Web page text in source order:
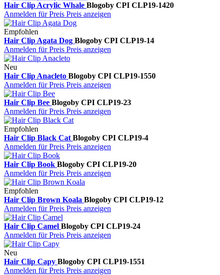
Hair Clip Acrylic Whale Blogoby CPI CLP19-1420
Anmelden für Preis Preis anzeigen
Empfohlen
Hair Clip Agata Dog Blogoby CPI CLP19-14
Anmelden für Preis Preis anzeigen
Neu
Hair Clip Anacleto Blogoby CPI CLP19-1550
Anmelden für Preis Preis anzeigen
Hair Clip Bee Blogoby CPI CLP19-23
Anmelden für Preis Preis anzeigen
Empfohlen
Hair Clip Black Cat Blogoby CPI CLP19-4
Anmelden für Preis Preis anzeigen
Hair Clip Book Blogoby CPI CLP19-20
Anmelden für Preis Preis anzeigen
Empfohlen
Hair Clip Brown Koala Blogoby CPI CLP19-12
Anmelden für Preis Preis anzeigen
Hair Clip Camel Blogoby CPI CLP19-24
Anmelden für Preis Preis anzeigen
Neu
Hair Clip Capy Blogoby CPI CLP19-1551
Anmelden für Preis Preis anzeigen